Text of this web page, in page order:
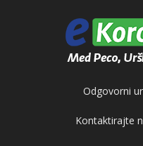
Odgovorni
Kontaktirajte